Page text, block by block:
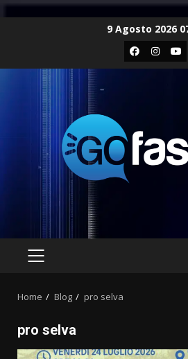
9 Agosto 2026
Facebook
PRIMARY
Home Blog pro selva
pro selva